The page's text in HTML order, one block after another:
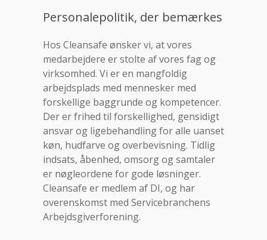
Personalepolitik, der bemærkes
Hos Cleansafe ønsker vi, at vores
medarbejdere er stolte af vores fag og
virksomhed. Vi er en mangfoldig
arbejdsplads med mennesker med
forskellige baggrunde og kompetencer.
Der er frihed til forskellighed, gensidigt
ansvar og ligebehandling for alle uanset
køn, hudfarve og overbevisning. Tidlig
indsats, åbenhed, omsorg og samtaler
er nøgleordene for gode løsninger.
Cleansafe er medlem af DI, og har
overenskomst med Servicebranchens
Arbejdsgiverforening.